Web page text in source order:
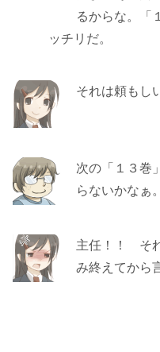
るからな。「
ッチリだ。
それは頼もし
次の「１３巻
らないかなぁ
主任！！ そ
み終えてから